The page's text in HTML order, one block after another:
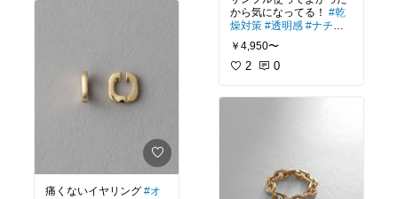
痛くないイヤリング #オ
から気になってる！ #乾
燥対策 #透明感 #ナチュ
身 #保湿重視
￥4,950〜
2 0